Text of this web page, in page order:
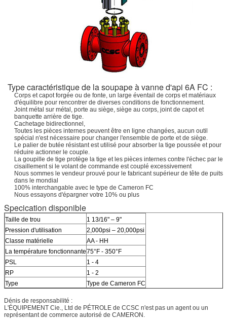
Type caractéristique de la soupape à vanne d'api 6A FC :
Corps et capot forgée ou de fonte, un large éventail de corps et matériaux
d'équilibre pour rencontrer de diverses conditions de fonctionnement.
Joint métal sur métal, porte au siège, siège au corps, joint de capot et
banquette arrière de tige.
Cachetage bidirectionnel,
Toutes les pièces internes peuvent être en ligne changées, aucun outil
spécial n'est nécessaire pour changer l'ensemble de porte et de siège.
Le palier de butée résistant est utilisé pour absorber la tige poussée et pour
réduire actionner le couple.
La goupille de tige protège la tige et les pièces internes contre l'échec par le
cisaillement si le volant de commande est couplé excessivement
Nous sommes le vendeur prouvé pour le fabricant supérieur de tête de puits
dans le mondial
100% interchangable avec le type de Cameron FC
Nous essayons d'épargner votre 10% ou plus
Specication disponible
Taille de trou
1 13/16" – 9"
Pression d'utilisation
2,000psi – 20,000psi
Classe matérielle
AA - HH
La température fonctionnante75°F - 350°F
PSL
1 - 4
RP
1 - 2
Type
Type de Cameron FC
Dénis de responsabilité :
L'ÉQUIPEMENT Cie., Ltd de PÉTROLE de CCSC n'est pas un agent ou un
représentant de commerce autorisé de CAMERON.